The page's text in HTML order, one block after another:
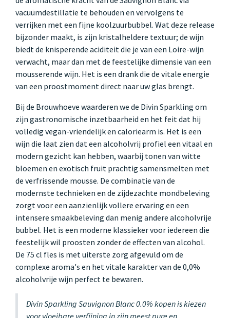
vacuümdestillatie te behouden en vervolgens te
verrijken met een fijne koolzuurbubbel. Wat deze release
bijzonder maakt, is zijn kristalheldere textuur; de wijn
biedt de knisperende aciditeit die je van een Loire-wijn
verwacht, maar dan met de feestelijke dimensie van een
mousserende wijn. Het is een drank die de vitale energie
van een proostmoment direct naar uw glas brengt.
Bij de Brouwhoeve waarderen we de Divin Sparkling om
zijn gastronomische inzetbaarheid en het feit dat hij
volledig vegan-vriendelijk en caloriearm is. Het is een
wijn die laat zien dat een alcoholvrij profiel een vitaal en
modern gezicht kan hebben, waarbij tonen van witte
bloemen en exotisch fruit prachtig samensmelten met
de verfrissende mousse. De combinatie van de
modernste technieken en de zijdezachte mondbeleving
zorgt voor een aanzienlijk vollere ervaring en een
intensere smaakbeleving dan menig andere alcoholvrije
bubbel. Het is een moderne klassieker voor iedereen die
feestelijk wil proosten zonder de effecten van alcohol.
De 75 cl fles is met uiterste zorg afgevuld om de
complexe aroma's en het vitale karakter van de 0,0%
alcoholvrije wijn perfect te bewaren.
Divin Sparkling Sauvignon Blanc 0.0% kopen is kiezen
voor vloeibare verfijning in zijn meest pure en